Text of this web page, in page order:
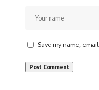
Save my name,